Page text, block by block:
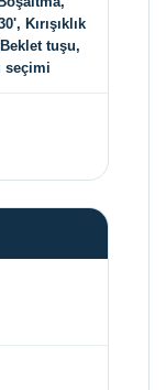
Kırışıklık
tuşu,
seçimi